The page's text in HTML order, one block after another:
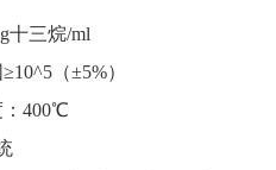
十三烷/ml
（±5%）
：400℃